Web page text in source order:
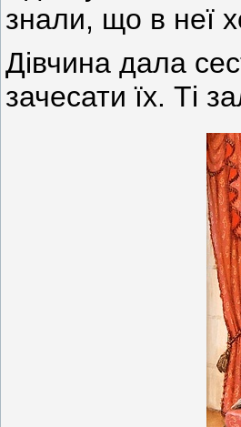
знали, що в неї
Дівчина дала
зачесати їх. Ті